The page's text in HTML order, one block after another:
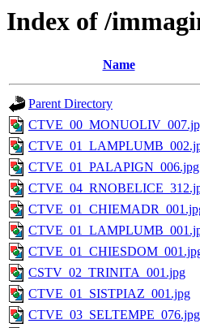
Index of /
Name
Parent Directory
CTVE_01_PALAPIGN_006.jpg
CSTV_02_TRINITA_001.jpg
CTVE_01_SISTPIAZ_001.jpg
CTVE_03_SELTEMPE_076.jpg